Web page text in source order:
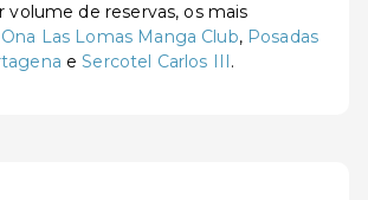
volume de reservas, os mais
Ona Las Lomas Manga Club, Posadas
eSercotel Carlos III.